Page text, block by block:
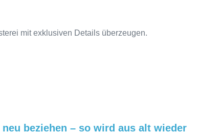
mit exklusiven Details überzeugen.
beziehen – so wird aus alt wieder